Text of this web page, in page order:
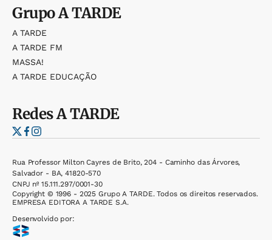
GrupoA TARDE
A TARDE
A TARDE FM
MASSA!
A TARDE EDUCAÇÃO
RedesA TARDE
Rua Professor Milton Cayres de Brito, 204 - Caminho das Árvores,
Salvador - BA, 41820-570
CNPJ nº 15.111.297/0001-30
Copyright © 1996 - 2025 Grupo A TARDE. Todos os direitos reservados.
EMPRESA EDITORA A TARDE S.A.
Desenvolvido por: